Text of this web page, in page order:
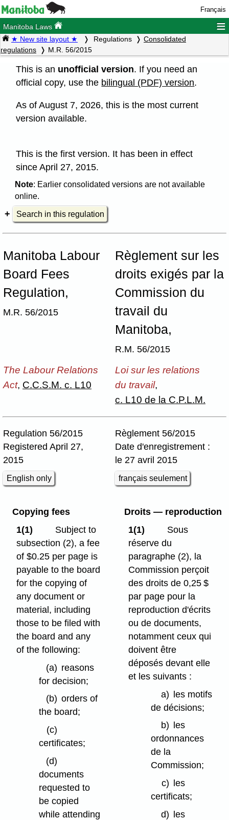
Français
Manitoba Laws ≡
★ New site layout ★ Regulations
Consolidated
regulations
M.R. 56/2015
This is an unofficial version. If you need an
official copy, use the bilingual (PDF) version.
As of August 7, 2026, this is the most current
version available.
This is the first version. It has been in effect
since April 27, 2015.
Note: Earlier consolidated versions are not available
online.
Search in this regulation
Manitoba Labour
Board Fees
Regulation,
M.R. 56/2015
Règlement sur les
droits exigés par la
Commission du
travail du
Manitoba,
R.M. 56/2015
The Labour Relations
Act, C.C.S.M. c. L10
Loi sur les relations
du travail,
c. L10 de la C.P.L.M.
Regulation 56/2015
Registered April 27,
2015
English only
Règlement 56/2015
Date d'enregistrement :
le 27 avril 2015
français seulement
Copying fees
1(1)
Subject to
subsection (2), a fee
of $0.25 per page is
payable to the board
for the copying of
any document or
material, including
those to be filed with
the board and any
of the following:
(a) reasons
for decision;
(b) orders of
the board;
(c)
certificates;
(d)
documents
requested to
be copied
while attending
Droits — reproduction
1(1)
Sous
réserve du
paragraphe (2), la
Commission perçoit
des droits de 0,25 $
par page pour la
reproduction d'écrits
ou de documents,
notamment ceux qui
doivent être
déposés devant elle
et les suivants :
a) les motifs
de décisions;
b)
les
ordonnances
de la
Commission;
c)
les
certificats;
d) les